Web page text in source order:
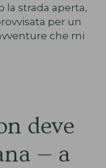
la strada aperta,
per un
che mi
deve
— a